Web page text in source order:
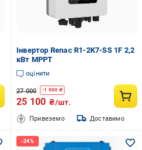
Інвертор Renac R1-2K7-SS 1F 2,2
кВт MPPT
оцінити
27 000 -1 900 ₴
25 100 ₴/шт.
Привеземо Доставимо